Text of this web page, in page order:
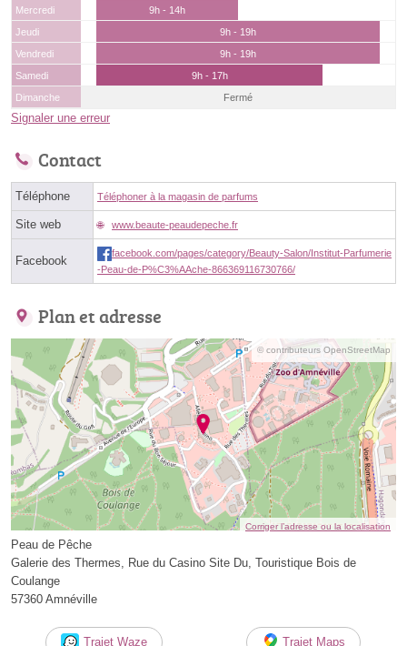
Mercredi
9h - 14h
Jeudi
9h - 19h
Vendredi
9h - 19h
Samedi
9h - 17h
Dimanche
Fermé
Signaler une erreur
Contact
Téléphone Téléphoner à la magasin de parfums
Site web www.beaute-peaudepeche.fr
Facebook
facebook.com/pages/category/Beauty-Salon/Institut-Parfumerie
-Peau-de-P%C3%AAche-866369116730766/
Plan et adresse
© contributeurs OpenStreetMap
Corriger l’adresse ou la localisation
Peau de Pêche
Galerie des Thermes, Rue du Casino Site Du, Touristique Bois de
Coulange
57360 Amnéville
Trajet Waze Trajet Maps